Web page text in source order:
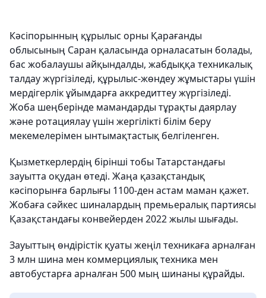
Кәсіпорынның құрылыс орны Қарағанды
облысының Саран қаласында орналасатын болады,
бас жобалаушы айқындалды, жабдыққа техникалық
талдау жүргізіледі, құрылыс-жөндеу жұмыстары үшін
мердігерлік ұйымдарға аккредиттеу жүргізіледі.
Жоба шеңберінде мамандарды тұрақты даярлау
және ротациялау үшін жергілікті білім беру
мекемелерімен ынтымақтастық белгіленген.
Қызметкерлердің бірінші тобы Татарстандағы
зауытта оқудан өтеді. Жаңа қазақстандық
кәсіпорынға барлығы 1100-ден астам маман қажет.
Жобаға сәйкес шиналардың премьералық партиясы
Қазақстандағы конвейерден 2022 жылы шығады.
Зауыттың өндірістік қуаты жеңіл техникаға арналған
3 млн шина мен коммерциялық техника мен
автобустарға арналған 500 мың шинаны құрайды.